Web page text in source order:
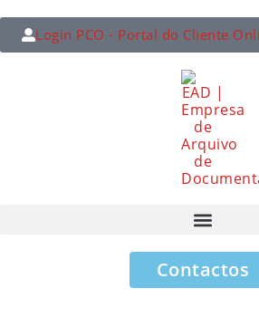
Login PCO - Portal do Cliente
Contactos